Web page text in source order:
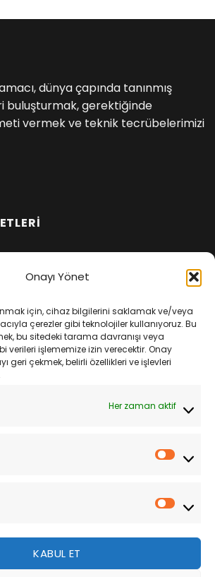
Onayı Yönet
için, cihaz bilgilerini saklamak ve/veya
çerezler gibi teknolojiler kullanıyoruz. Bu
bu sitedeki tarama davranışı veya
verileri işlememize izin verecektir. Onay
geri çekmek, belirli özellikleri ve işlevleri
Her zaman aktif
KABUL ET
dünya çapında tanınmış
buluşturmak, gerektiğinde
vermek ve teknik tecrübelerimizi